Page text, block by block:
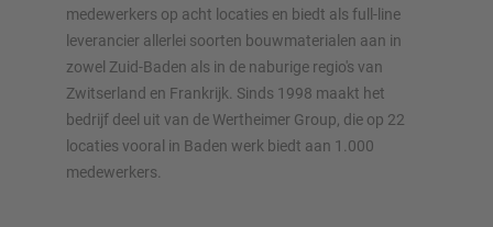
medewerkers op acht locaties en biedt als full-line
leverancier allerlei soorten bouwmaterialen aan in
zowel Zuid-Baden als in de naburige regio's van
Zwitserland en Frankrijk. Sinds 1998 maakt het
bedrijf deel uit van de Wertheimer Group, die op 22
locaties vooral in Baden werk biedt aan 1.000
medewerkers.